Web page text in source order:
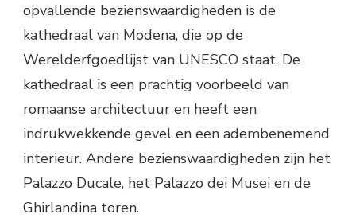
opvallende bezienswaardigheden is de
kathedraal van Modena, die op de
Werelderfgoedlijst van UNESCO staat. De
kathedraal is een prachtig voorbeeld van
romaanse architectuur en heeft een
indrukwekkende gevel en een adembenemend
interieur. Andere bezienswaardigheden zijn het
Palazzo Ducale, het Palazzo dei Musei en de
Ghirlandina toren.